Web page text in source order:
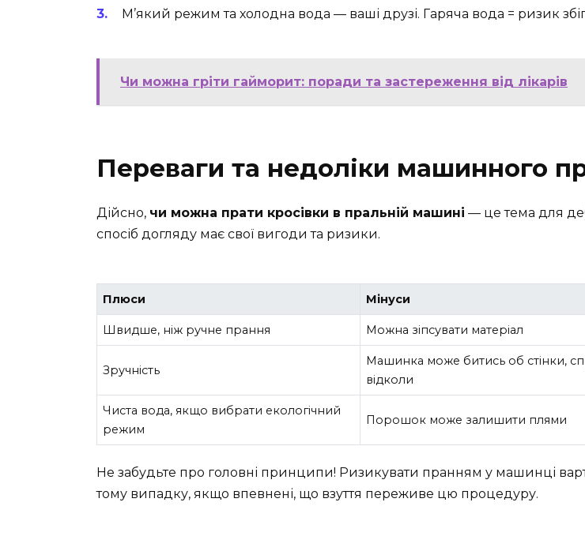
М’який режим та холодна вода — ваші друзі. Гаряча вода = ризик
Чи можна гріти гайморит: поради та застереження від лікарів
Переваги та недоліки машинного
Дійсно, чи можна прати кросівки в пральній машині — це тема для
спосіб догляду має свої вигоди та ризики.
Плюси Мінуси
Швидше, ніж ручне прання Можна зіпсувати матеріал
Зручність
Машинка може битись об стінки,
відколи
Чиста вода, якщо вибрати екологічний
режим
Порошок може залишити плями
Не забудьте про головні принципи! Ризикувати пранням у машинці
тому випадку, якщо впевнені, що взуття переживе цю процедуру.